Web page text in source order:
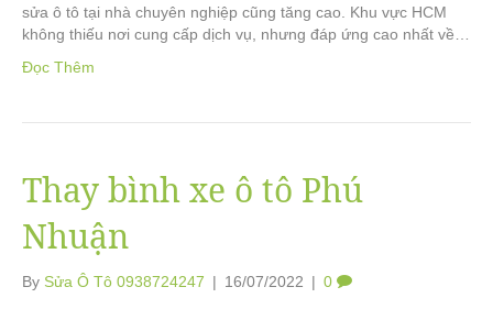
sửa ô tô tại nhà chuyên nghiệp cũng tăng cao. Khu vực HCM
không thiếu nơi cung cấp dịch vụ, nhưng đáp ứng cao nhất về…
Đọc Thêm
Thay bình xe ô tô Phú
Nhuận
By Sửa Ô Tô 0938724247 | 16/07/2022 | 0